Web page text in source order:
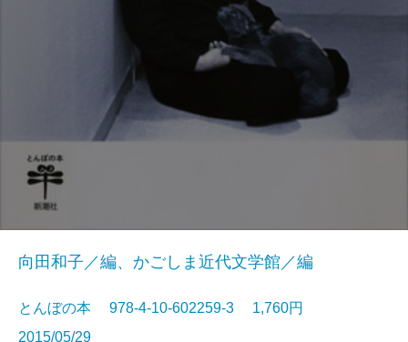
向田和子／編、かごしま近代文学館／編
とんぼの本 978-4-10-602259-3 1,760円
2015/05/29